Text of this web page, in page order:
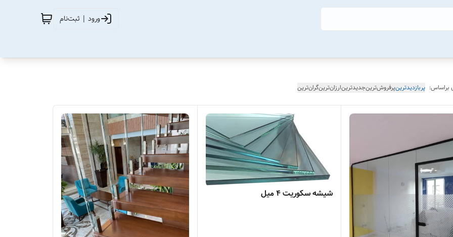
ورود | ثبت‌نام
براساس: پربازدیدترینپرفروش‌ترینجدیدترینارزان‌ترینگران‌ترین
شیشه سکوریت ۴ میل